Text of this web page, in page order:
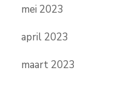
mei 2023
april 2023
maart 2023